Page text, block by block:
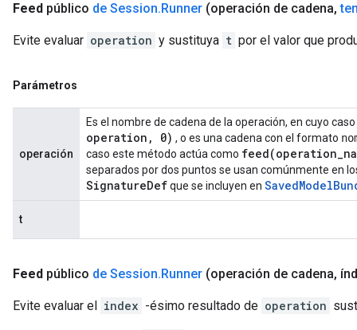
Feed público de Session.Runner (operación de cadena,
Evite evaluar operation y sustituya t por el valor que
Parámetros
operación
Es el nombre de cadena de la operación, en cuyo
operation , 0) , o es una cadena con el formato
caso este método actúa como feed(operation_
separados por dos puntos se usan comúnmente en
SignatureDefque se incluyen en SavedModel
t
Feed público de Session.Runner (operación de cadena,
Evite evaluar el index -ésimo resultado de operation